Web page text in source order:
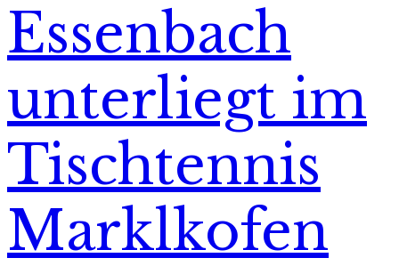
Essenbach
unterliegt im
Tischtennis
Marklkofen